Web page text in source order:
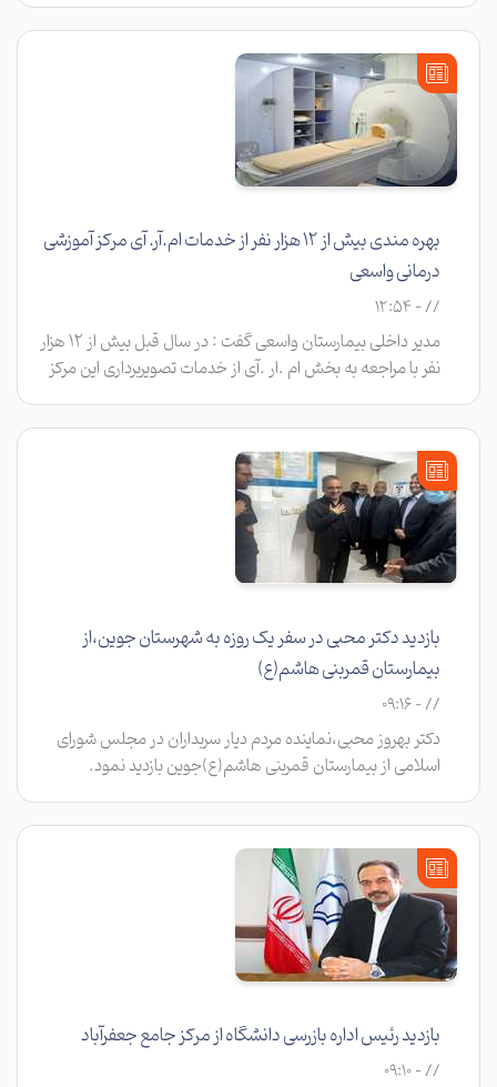
آوری و معدوم سازی شد.
بهره مندی بیش از ۱۲ هزار نفر از خدمات ام.آر. آی مرکز آموزشی
درمانی واسعی
// - 12:54
مدیر داخلی بیمارستان واسعی گفت : در سال قبل بیش از ۱۲ هزار
نفر با مراجعه به بخش ام .ار .آی از خدمات تصویربرداری این مرکز
بازدید دکتر محبی در سفر یک روزه به شهرستان جوین،از
بیمارستان قمربنی هاشم(ع)
// - 09:16
دکتر بهروز محبی،نماینده مردم دیار سربداران در مجلس شورای
اسلامی از بیمارستان قمربنی هاشم(ع)جوین بازدید نمود.
بازدید رئیس اداره بازرسی دانشگاه از مرکز جامع جعفرآباد
// - 09:10